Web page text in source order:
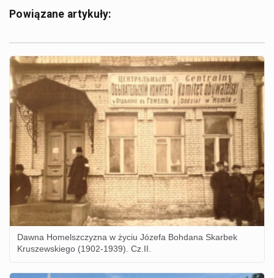
Powiązane artykuły:
Dawna Homelszczyzna w życiu Józefa Bohdana Skarbek
Kruszewskiego (1902-1939). Cz.II.